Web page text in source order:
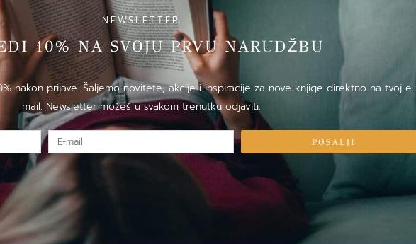
NEWSLETTER
10% NA SVOJU PRVU NARUDŽBU
nakon prijave. Šaljemo novitete, akcije i inspiracije za nove knjige direktno na tvoj e-
mail. Newsletter možeš u svakom trenutku odjaviti.
E-
mail
POSALJI